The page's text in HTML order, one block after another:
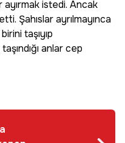
ayırmak istedi. Ancak
Şahıslar ayrılmayınca
taşıyıp
anlar cep